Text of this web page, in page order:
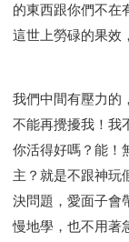
研習會02 - 得勝
研習會03 - 醫治
的東西跟你們不在
這世上勞碌的果效
我們中間有壓力的
不能再攪擾我！我
你活得好嗎？能！
主？就是不跟神玩
決問題，愛面子會
慢地學，也不用著